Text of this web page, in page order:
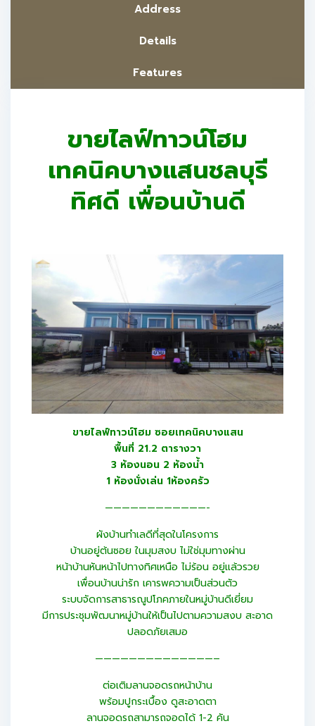
Address
Details
Features
ขายไลฟ์ทาวน์โฮม
เทคนิคบางแสนชลบุรี
ทิศดี เพื่อนบ้านดี
ขายไลฟ์ทาวน์โฮม ซอยเทคนิคบางแสน
พื้นที่ 21.2 ตารางวา
3 ห้องนอน 2 ห้องน้ำ
1 ห้องนั่งเล่น 1ห้องครัว
————————————-
ผังบ้านทำเลดีที่สุดในโครงการ
บ้านอยู่ต้นซอย ในมุมสงบ ไม่ใช่มุมทางผ่าน
หน้าบ้านหันหน้าไปทางทิศเหนือ ไม่ร้อน อยู่แล้วรวย
เพื่อนบ้านน่ารัก เคารพความเป็นส่วนตัว
ระบบจัดการสาธารณูปโภคภายในหมู่บ้านดีเยี่ยม
มีการประชุมพัฒนาหมู่บ้านให้เป็นไปตามความสงบ สะอาด
ปลอดภัยเสมอ
——————————————–
ต่อเติมลานจอดรถหน้าบ้าน
พร้อมปูกระเบื้อง ดูสะอาดตา
ลานจอดรถสามารถจอดได้ 1-2 คัน